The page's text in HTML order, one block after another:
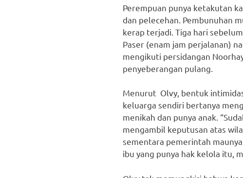
Perempuan punya ketakutan
dan pelecehan. Pembunuhan
kerap terjadi. Tiga hari
Paser (enam jam perjalanan)
mengikuti persidangan
penyeberangan pulang.
Menurut Olvy, bentuk
keluarga sendiri bertanya
menikah dan punya anak.
mengambil keputusan atas
sementara pemerintah
ibu yang punya hak kelola itu,